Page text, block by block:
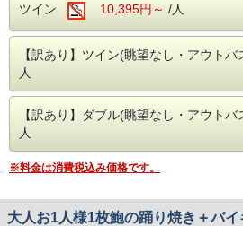
す。
ご予約後、金目鯛を別の
ん。
当館周辺には、珍しいワニ
マルキングダム」など、伊
トが満載です。
へ。豊かな緑と温泉が、旅
さらに、館内にはカラオケ
（※カラオケ・卓球は当日
す。お気軽にお申し付けく
ツイン 10,395円～ /人
【訳あり】ツイン(眺望なし・アウト
人
【訳あり】ダブル(眺望なし・アウト
人
※料金は消費税込み価格です。
大人お1人様1枚鮑の踊り焼き＋バ